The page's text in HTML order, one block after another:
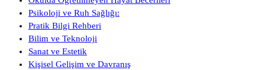
Psikoloji ve Ruh Sağlığı:
Pratik Bilgi Rehberi
Bilim ve Teknoloji
Sanat ve Estetik
Kişisel Gelişim ve Davranış